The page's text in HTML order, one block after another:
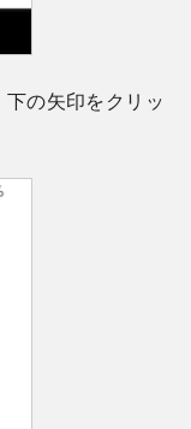
の矢印をクリッ